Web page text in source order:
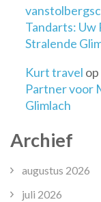
Tandarts:
Stralende
Kurt travel op
Partner voor
Glimlach
Archief
augustus 2026
juli 2026